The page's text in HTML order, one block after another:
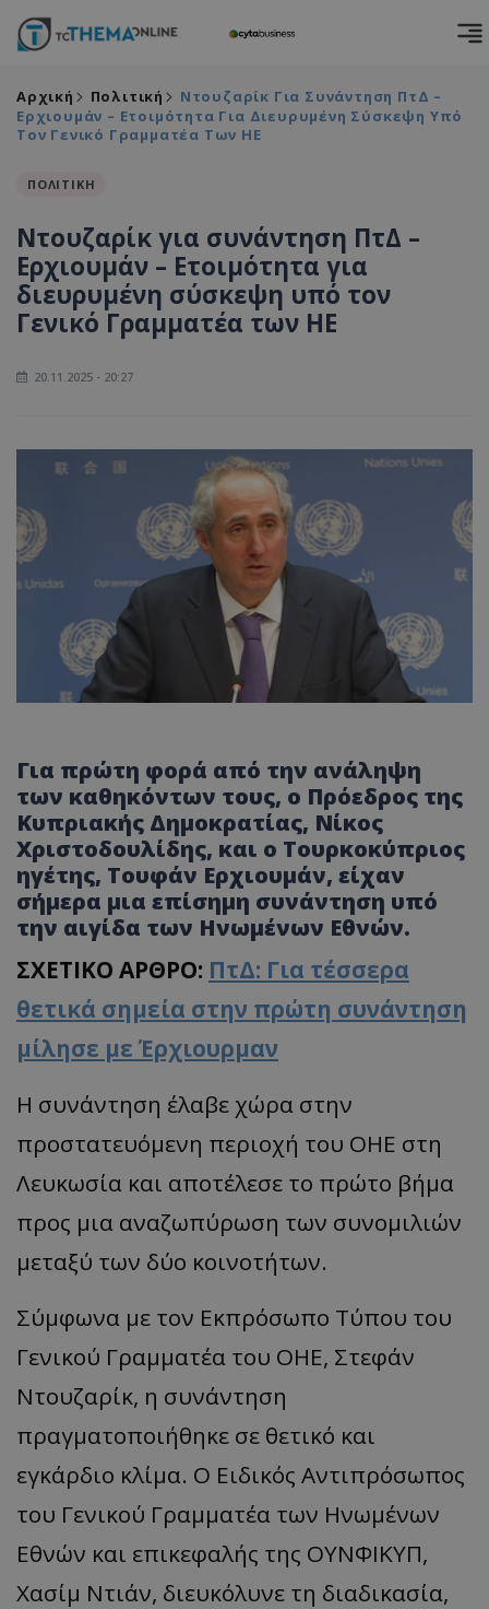
Αρχική Πολιτική
Ντουζαρίκ Για Συνάντηση ΠτΔ –
Ερχιουμάν – Ετοιμότητα Για Διευρυμένη Σύσκεψη Υπό
Τον Γενικό Γραμματέα Των ΗΕ
ΠΟΛΙΤΙΚΗ
Ντουζαρίκ για συνάντηση ΠτΔ –
Ερχιουμάν – Ετοιμότητα για
διευρυμένη σύσκεψη υπό τον
Γενικό Γραμματέα των ΗΕ
20.11.2025 - 20:27
Για πρώτη φορά από την ανάληψη
των καθηκόντων τους, ο Πρόεδρος της
Κυπριακής Δημοκρατίας, Νίκος
Χριστοδουλίδης, και ο Τουρκοκύπριος
ηγέτης, Τουφάν Ερχιουμάν, είχαν
σήμερα μια επίσημη συνάντηση υπό
την αιγίδα των Ηνωμένων Εθνών.
ΣΧΕΤΙΚΟ ΑΡΘΡΟ: ΠτΔ: Για τέσσερα
θετικά σημεία στην πρώτη συνάντηση
μίλησε με Έρχιουρμαν
Η συνάντηση έλαβε χώρα στην
προστατευόμενη περιοχή του ΟΗΕ στη
Λευκωσία και αποτέλεσε το πρώτο βήμα
προς μια αναζωπύρωση των συνομιλιών
μεταξύ των δύο κοινοτήτων.
Σύμφωνα με τον Εκπρόσωπο Τύπου του
Γενικού Γραμματέα του ΟΗΕ, Στεφάν
Ντουζαρίκ, η συνάντηση
πραγματοποιήθηκε σε θετικό και
εγκάρδιο κλίμα. Ο Ειδικός Αντιπρόσωπος
του Γενικού Γραμματέα των Ηνωμένων
Εθνών και επικεφαλής της ΟΥΝΦΙΚΥΠ,
Χασίμ Ντιάν, διευκόλυνε τη διαδικασία,